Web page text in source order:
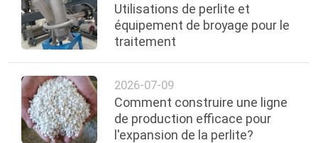
Utilisations de perlite et
équipement de broyage pour le
traitement
2026-07-09
Comment construire une ligne
de production efficace pour
l'expansion de la perlite?